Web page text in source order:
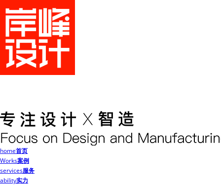
home首页
Works案例
services服务
ability实力